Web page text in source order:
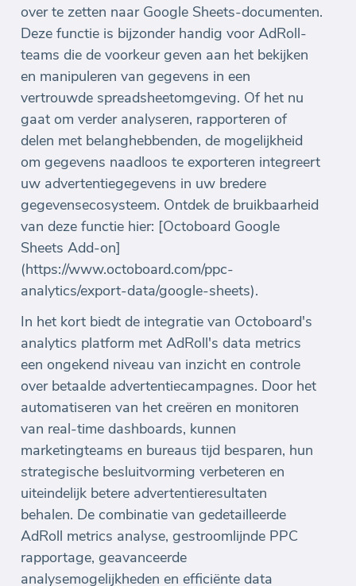
over te zetten naar Google Sheets-documenten.
Deze functie is bijzonder handig voor AdRoll-
teams die de voorkeur geven aan het bekijken
en manipuleren van gegevens in een
vertrouwde spreadsheetomgeving. Of het nu
gaat om verder analyseren, rapporteren of
delen met belanghebbenden, de mogelijkheid
om gegevens naadloos te exporteren integreert
uw advertentiegegevens in uw bredere
gegevensecosysteem. Ontdek de bruikbaarheid
van deze functie hier: [Octoboard Google
Sheets Add-on]
(https://www.octoboard.com/ppc-
analytics/export-data/google-sheets).
In het kort biedt de integratie van Octoboard's
analytics platform met AdRoll's data metrics
een ongekend niveau van inzicht en controle
over betaalde advertentiecampagnes. Door het
automatiseren van het creëren en monitoren
van real-time dashboards, kunnen
marketingteams en bureaus tijd besparen, hun
strategische besluitvorming verbeteren en
uiteindelijk betere advertentieresultaten
behalen. De combinatie van gedetailleerde
AdRoll metrics analyse, gestroomlijnde PPC
rapportage, geavanceerde
analysemogelijkheden en efficiënte data